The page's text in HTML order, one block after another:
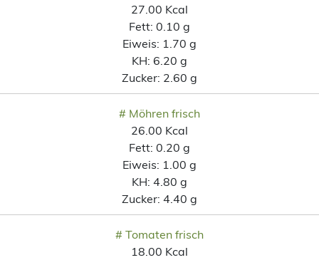
27.00 Kcal
Fett: 0.10 g
Eiweis: 1.70 g
KH: 6.20 g
Zucker: 2.60 g
# Möhren frisch
26.00 Kcal
Fett: 0.20 g
Eiweis: 1.00 g
KH: 4.80 g
Zucker: 4.40 g
# Tomaten frisch
18.00 Kcal